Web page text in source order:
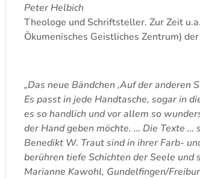
Peter Helbich
Theologe und Schriftsteller. Zur Zeit
Ökumenisches Geistliches Zentrum)
„Das neue Bändchen ‚Auf der
Es passt in jede Handtasche, sogar in
es so handlich und vor allem so
der Hand geben möchte. … Die Texte
Benedikt W. Traut sind in ihrer Farb-
berühren tiefe Schichten der Seele und
Marianne Kawohl, Gundelfingen/